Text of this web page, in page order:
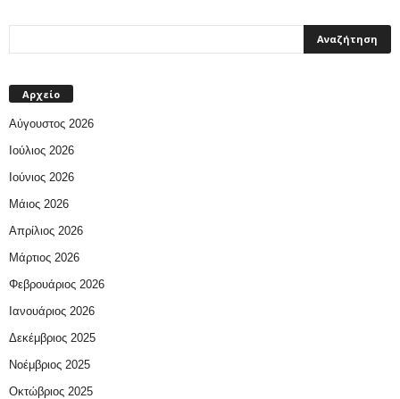
Αρχείο
Αύγουστος 2026
Ιούλιος 2026
Ιούνιος 2026
Μάιος 2026
Απρίλιος 2026
Μάρτιος 2026
Φεβρουάριος 2026
Ιανουάριος 2026
Δεκέμβριος 2025
Νοέμβριος 2025
Οκτώβριος 2025